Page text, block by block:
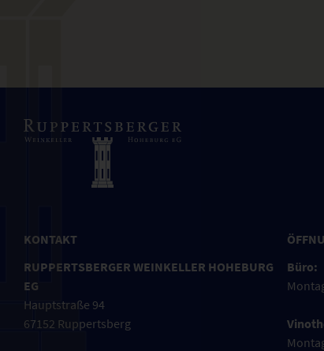
KONTAKT
RUPPERTSBERGER WEINKELLER HOHEBURG
EG
Hauptstraße 94
67152 Ruppertsberg
Büro: